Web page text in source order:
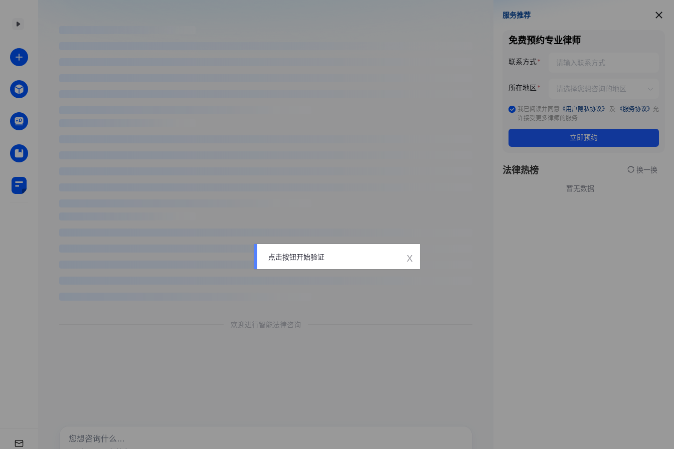
欢迎进行智能法律咨询
服务推荐
服务推荐
免费预约专业律师
联系方式
所在地区
我已阅读并同意 《用户隐私协议》 及 《服务协议》 允
许接受更多律师的服务
立即预约
法律热榜 换一换
暂无数据
点击按钮开始验证 x